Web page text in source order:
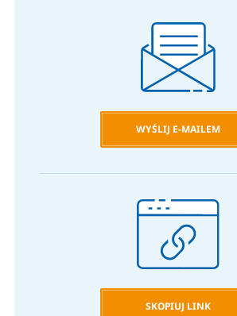
WYŚLIJ E-MAILEM
SKOPIUJ LINK